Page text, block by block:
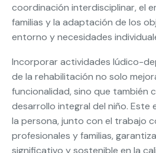
coordinación interdisciplinar, el
familias y la adaptación de los
entorno y necesidades
Incorporar actividades lúdico-
de la rehabilitación no solo
funcionalidad, sino que también
desarrollo integral del niño. Este
la persona, junto con el trabajo
profesionales y familias,
significativo y sostenible en la